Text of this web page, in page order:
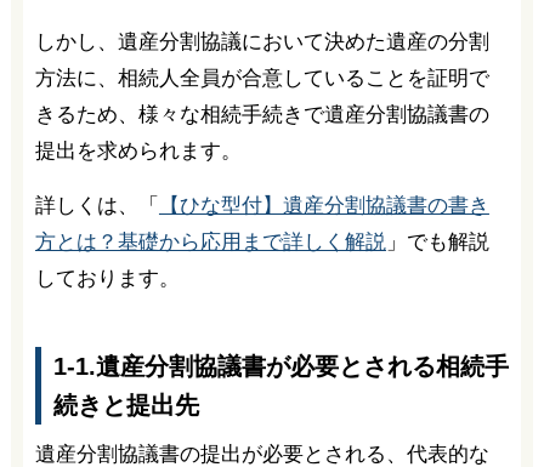
しかし、遺産分割協議において決めた遺産の分割
方法に、相続人全員が合意していることを証明で
きるため、様々な相続手続きで遺産分割協議書の
提出を求められます。
詳しくは、「
【ひな型付】遺産分割協議書の書き
方とは？基礎から応用まで詳しく解説 」でも解説
しております。
1-1.遺産分割協議書が必要とされる相続手
続きと提出先
遺産分割協議書の提出が必要とされる、代表的な